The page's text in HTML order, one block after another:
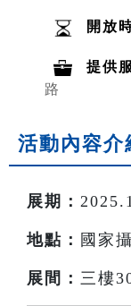
開放
提供
路
活動內容介
展期：
地點： 國家
展間： 三樓